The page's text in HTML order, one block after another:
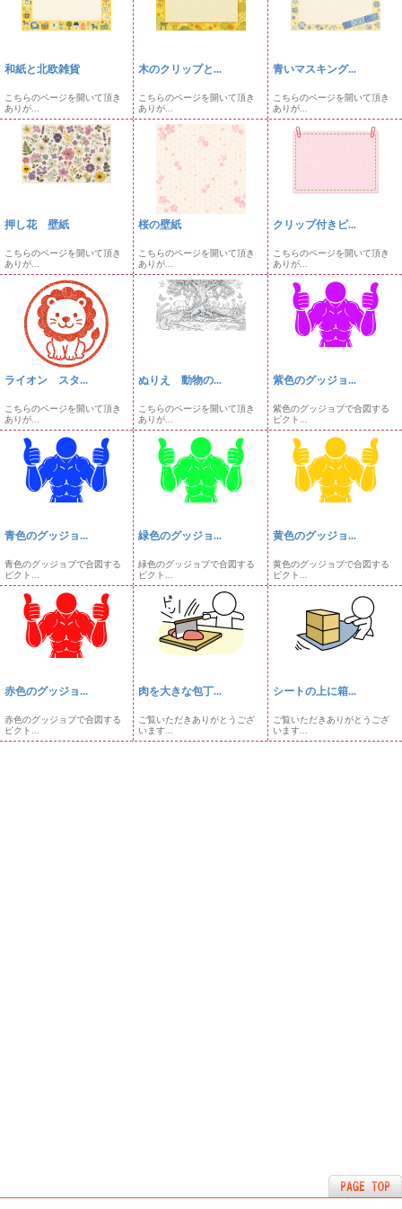
和紙と北欧雑貨
こちらのページを開いて頂き
ありが...
木のクリップと...
こちらのページを開いて頂き
ありが...
青いマスキング...
こちらのページを開いて頂き
ありが...
押し花 壁紙
こちらのページを開いて頂き
ありが...
桜の壁紙
こちらのページを開いて頂き
ありが...
クリップ付きピ...
こちらのページを開いて頂き
ありが...
ライオン スタ...
こちらのページを開いて頂き
ありが...
ぬりえ 動物の...
こちらのページを開いて頂き
ありが...
紫色のグッジョ...
紫色のグッジョブで合図する
ピクト...
青色のグッジョ...
青色のグッジョブで合図する
ピクト...
緑色のグッジョ...
緑色のグッジョブで合図する
ピクト...
黄色のグッジョ...
黄色のグッジョブで合図する
ピクト...
赤色のグッジョ...
赤色のグッジョブで合図する
ピクト...
肉を大きな包丁...
ご覧いただきありがとうござ
います...
シートの上に箱...
ご覧いただきありがとうござ
います...